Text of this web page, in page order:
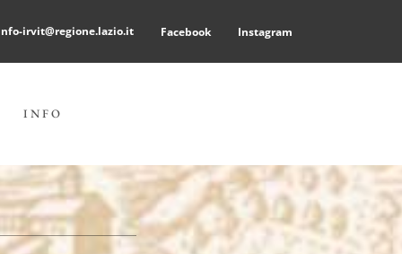
irvit@regione.lazio.it Facebook Instagram
INFO